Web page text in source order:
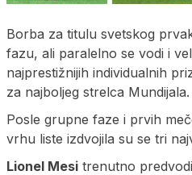
Borba za titulu svetskog
fazu, ali paralelno se vodi i
najprestižnijih individualnih
za najboljeg strelca Mundijala.
Posle grupne faze i prvih
vrhu liste izdvojila su se tri
Lionel Mesi trenutno